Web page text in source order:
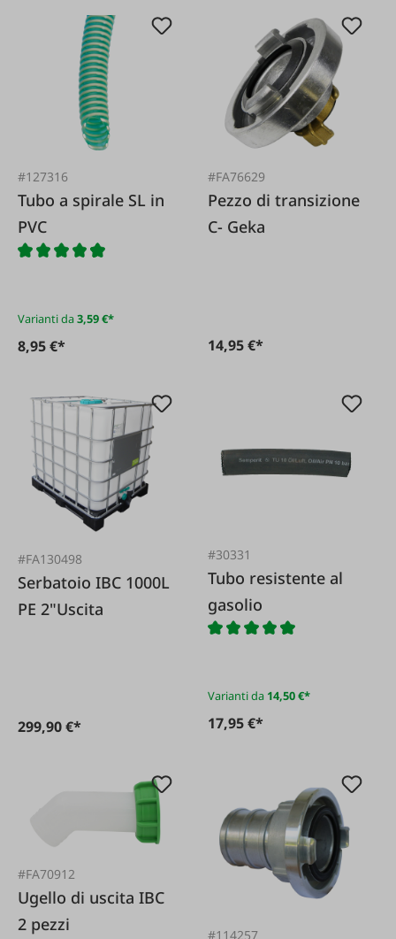
#127316
Tubo a spirale SL in
PVC
Varianti da3,59 €*
8,95 €*
#FA76629
Pezzo di transizione
C- Geka
14,95 €*
#FA130498
Serbatoio IBC 1000L
PE 2"Uscita
299,90 €*
#30331
Tubo resistente al
gasolio
Varianti da 14,50 €*
17,95 €*
#FA70912
Ugello di uscita IBC
2 pezzi
#114257